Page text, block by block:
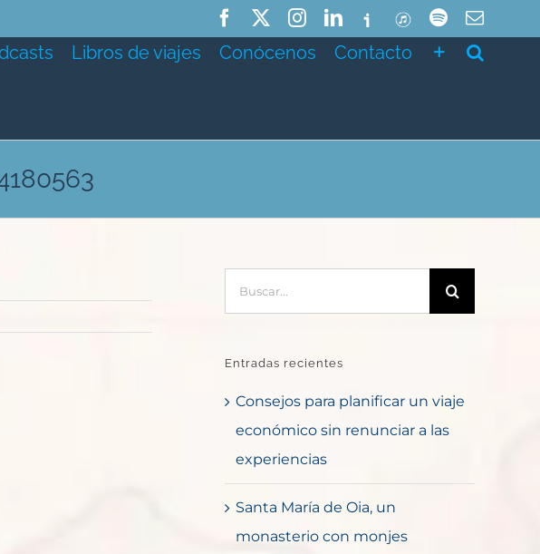
FacebookInstagramLinkedIn
IvooxITunesSpotifyCorreo
Libros de viajes Conócenos Contacto
Entradas recientes
Consejos para planificar un viaje
económico sin renunciar a las
experiencias
Santa María de Oia, un
monasterio con monjes